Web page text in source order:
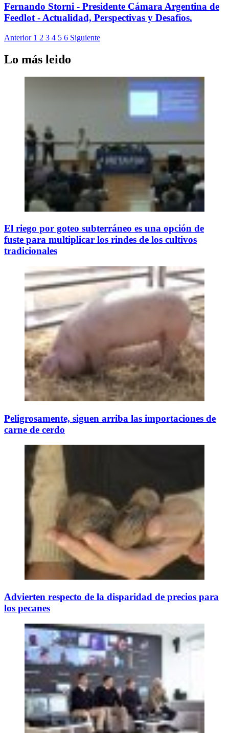
Fernando Storni - Presidente Cámara Argentina de
Feedlot - Actualidad, Perspectivas y Desafíos.
Anterior 1 2 3 4 5 6 Siguiente
Lo más leido
El riego por goteo subterráneo es una opción de
fuste para multiplicar los rindes de los cultivos
tradicionales
Peligrosamente, siguen arriba las importaciones de
carne de cerdo
Advierten respecto de la disparidad de precios para
los pecanes